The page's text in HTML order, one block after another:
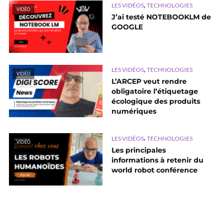
VIDÉO
LES VIDÉOS, TECHNOLOGIES
J’ai testé NOTEBOOKLM de
GOOGLE
VIDÉO
LES VIDÉOS, TECHNOLOGIES
L’ARCEP veut rendre
obligatoire l’étiquetage
écologique des produits
numériques
VIDÉO
LES VIDÉOS, TECHNOLOGIES
Les principales
informations à retenir du
world robot conférence